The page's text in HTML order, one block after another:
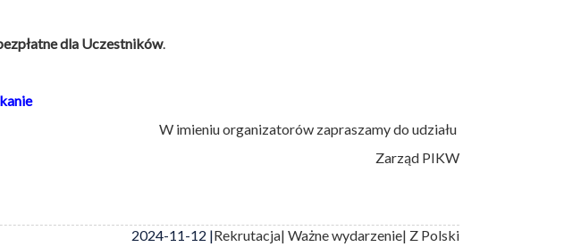
dla Uczestników.
W imieniu organizatorów zapraszamy do udziału
Zarząd PIKW
2024-11-12 |Rekrutacja| Ważne wydarzenie| Z Polski